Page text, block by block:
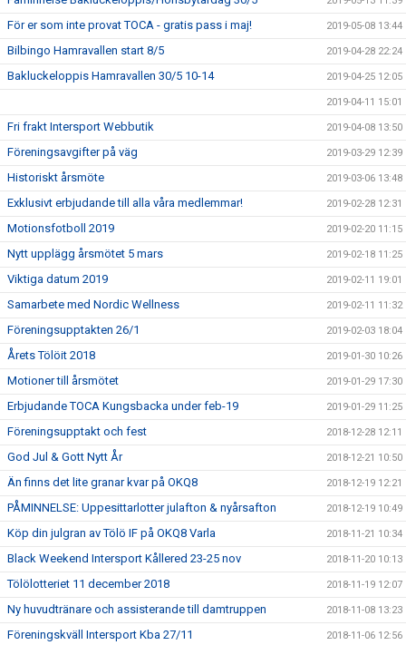
För er som inte provat TOCA - gratis pass i maj! 2019-05-08 13:44
Bilbingo Hamravallen start 8/5 2019-04-28 22:24
Bakluckeloppis Hamravallen 30/5 10-14 2019-04-25 12:05
2019-04-11 15:01
Fri frakt Intersport Webbutik 2019-04-08 13:50
Föreningsavgifter på väg 2019-03-29 12:39
Historiskt årsmöte 2019-03-06 13:48
Exklusivt erbjudande till alla våra medlemmar! 2019-02-28 12:31
Motionsfotboll 2019 2019-02-20 11:15
Nytt upplägg årsmötet 5 mars 2019-02-18 11:25
Viktiga datum 2019 2019-02-11 19:01
Samarbete med Nordic Wellness 2019-02-11 11:32
Föreningsupptakten 26/1 2019-02-03 18:04
Årets Tölöit 2018 2019-01-30 10:26
Motioner till årsmötet 2019-01-29 17:30
Erbjudande TOCA Kungsbacka under feb-19 2019-01-29 11:25
Föreningsupptakt och fest 2018-12-28 12:11
God Jul & Gott Nytt År 2018-12-21 10:50
Än finns det lite granar kvar på OKQ8 2018-12-19 12:21
PÅMINNELSE: Uppesittarlotter julafton & nyårsafton 2018-12-19 10:49
Köp din julgran av Tölö IF på OKQ8 Varla 2018-11-21 10:34
Black Weekend Intersport Kållered 23-25 nov 2018-11-20 10:13
Tölölotteriet 11 december 2018 2018-11-19 12:07
Ny huvudtränare och assisterande till damtruppen 2018-11-08 13:23
Föreningskväll Intersport Kba 27/11 2018-11-06 12:56